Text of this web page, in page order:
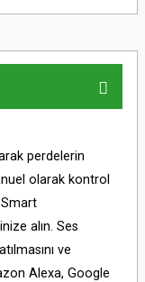
perdelerin
olarak kontrol
alın. Ses
ve
Alexa, Google